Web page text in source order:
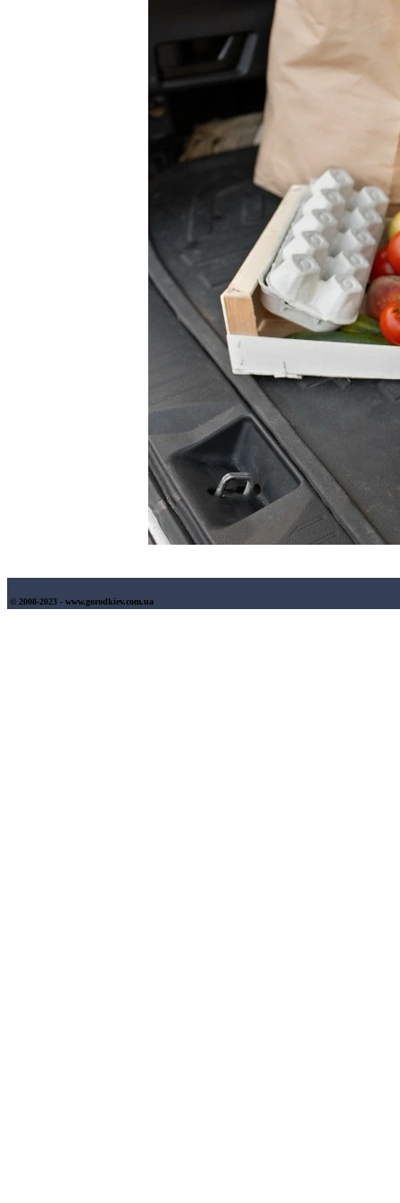
© 2008-2023 - www.gorodkiev.com.ua